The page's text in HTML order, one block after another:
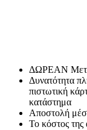
ΔΩΡΕΑΝ
Δυνατότητα
πιστωτική
κατάστημα
Αποστολή
Το κόστος της